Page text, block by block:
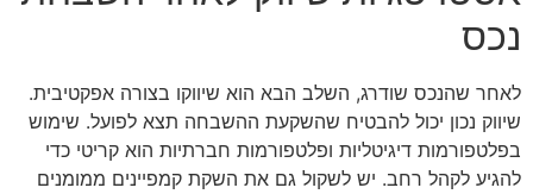
נכס
לאחר שהנכס שודרג, השלב הבא הוא שיווקו בצורה אפקטיבית.
שיווק נכון יכול להבטיח שהשקעת ההשבחה תצא לפועל. שימוש
בפלטפורמות דיגיטליות ופלטפורמות חברתיות הוא קריטי כדי
להגיע לקהל רחב. יש לשקול גם את השקת קמפיינים ממומנים